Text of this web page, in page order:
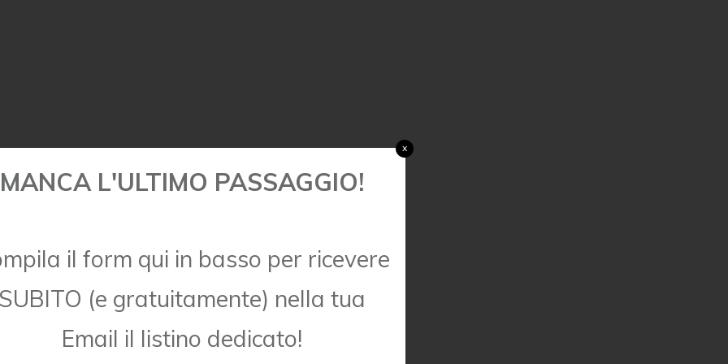
MANCA L'ULTIMO PASSAGGIO!
il form qui in basso per ricevere
(e gratuitamente) nella tua
Email il listino dedicato!
x